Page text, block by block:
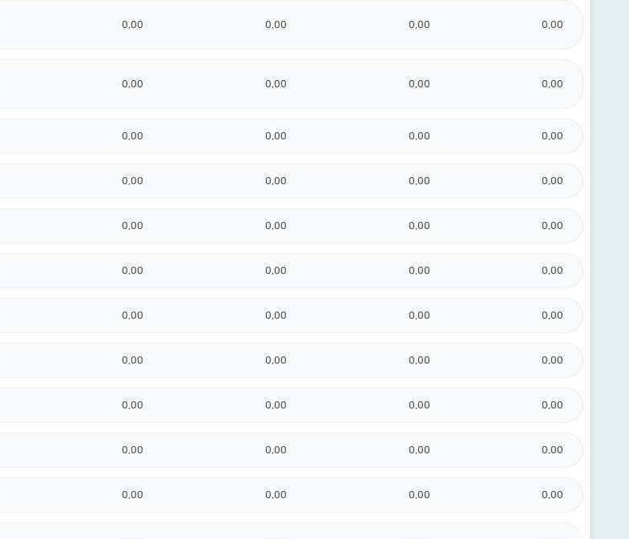
0,00 0,00 0,00 0,00
0,00 0,00 0,00 0,00
0,00 0,00 0,00 0,00
0,00 0,00 0,00 0,00
0,00 0,00 0,00 0,00
0,00 0,00 0,00 0,00
0,00 0,00 0,00 0,00
0,00 0,00 0,00 0,00
0,00 0,00 0,00 0,00
0,00 0,00 0,00 0,00
0,00 0,00 0,00 0,00